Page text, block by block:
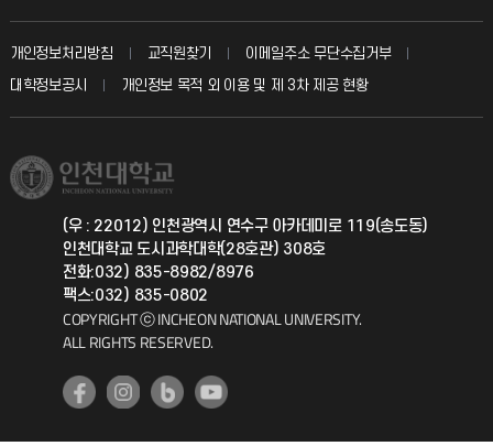
입학안내
취업정보(학생)
칭찬마당
학생서비스 지킴이
총동문회
교수회
교육혁신본부
국제지원과
공자아카데미
기초교육원
개인정보처리방침 교직원찾기
이메일주소 무단수집거부
대학정보공시
개인정보 목적 외 이용 및 제 3차 제공 현황
(우 : 22012) 인천광역시 연수구 아카데미로 119(송도동)
인천대학교 도시과학대학(28호관) 308호
전화:032) 835-8982/8976
팩스:032) 835-0802
COPYRIGHT ⓒ INCHEON NATIONAL UNIVERSITY.
ALL RIGHTS RESERVED.